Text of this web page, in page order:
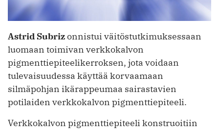
Astrid Subrizonnistui väitöstutkimuksessaan
luomaan toimivan verkkokalvon
pigmenttiepiteelikerroksen, jota voidaan
tulevaisuudessa käyttää korvaamaan
silmäpohjan ikärappeumaa sairastavien
potilaiden verkkokalvon pigmenttiepiteeli.
Verkkokalvon pigmenttiepiteeli konstruoitiin